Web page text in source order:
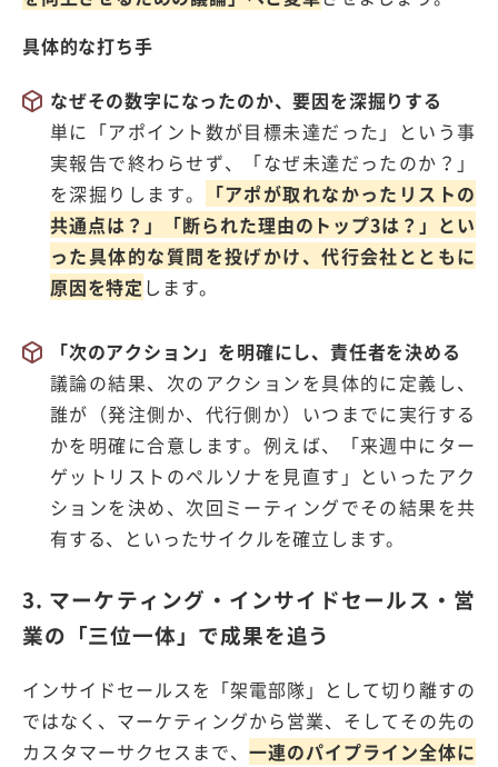
具体的な打ち手
なぜその数字になったのか、要因を深掘りする
単に「アポイント数が目標未達だった」という事
実報告で終わらせず、「なぜ未達だったのか？」
を深掘りします。
「アポが取れなかったリストの
共通点は？」「断られた理由のトップ3は？」とい
った具体的な質問を投げかけ、代行会社とともに
原因を特定 します。
「次のアクション」を明確にし、責任者を決める
議論の結果、次のアクションを具体的に定義し、
誰が（発注側か、代行側か）いつまでに実行する
かを明確に合意します。例えば、「来週中にター
ゲットリストのペルソナを見直す」といったアク
ションを決め、次回ミーティングでその結果を共
有する、といったサイクルを確立します。
3. マーケティング・インサイドセールス・営
業の「三位一体」で成果を追う
インサイドセールスを「架電部隊」として切り離すの
ではなく、マーケティングから営業、そしてその先の
カスタマーサクセスまで、一連のパイプライン全体に